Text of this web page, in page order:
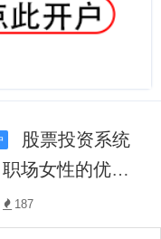
场女性的优雅
187